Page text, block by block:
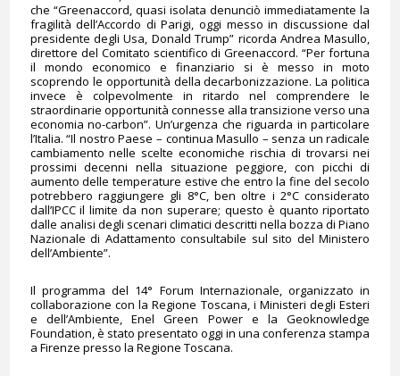
che “Greenaccord, quasi isolata denunciò immediatamente la
fragilità dell’Accordo di Parigi, oggi messo in discussione dal
presidente degli Usa, Donald Trump” ricorda Andrea Masullo,
direttore del Comitato scientifico di Greenaccord. “Per fortuna
il mondo economico e finanziario si è messo in moto
scoprendo le opportunità della decarbonizzazione. La politica
invece è colpevolmente in ritardo nel comprendere le
straordinarie opportunità connesse alla transizione verso una
economia no-carbon”. Un’urgenza che riguarda in particolare
l’Italia. “Il nostro Paese – continua Masullo – senza un radicale
cambiamento nelle scelte economiche rischia di trovarsi nei
prossimi decenni nella situazione peggiore, con picchi di
aumento delle temperature estive che entro la fine del secolo
potrebbero raggiungere gli 8°C, ben oltre i 2°C considerato
dall’IPCC il limite da non superare; questo è quanto riportato
dalle analisi degli scenari climatici descritti nella bozza di Piano
Nazionale di Adattamento consultabile sul sito del Ministero
dell’Ambiente”.
Il programma del 14° Forum Internazionale, organizzato in
collaborazione con la Regione Toscana, i Ministeri degli Esteri
e dell’Ambiente, Enel Green Power e la Geoknowledge
Foundation, è stato presentato oggi in una conferenza stampa
a Firenze presso la Regione Toscana.